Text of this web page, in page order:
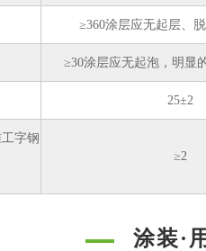
≥360涂层应无起层、
≥30涂层应无起泡，明显
25±2
字钢
≥2
涂装·